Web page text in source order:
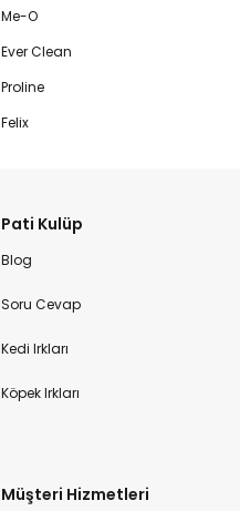
Me-O
Ever Clean
Proline
Felix
Pati Kulüp
Blog
Soru Cevap
Kedi Irkları
Köpek Irkları
Müşteri Hizmetleri